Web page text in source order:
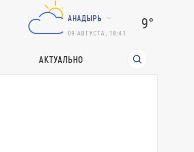
АНАДЫРЬ
09 АВГУСТА 18:41
9°
АКТУАЛЬНО